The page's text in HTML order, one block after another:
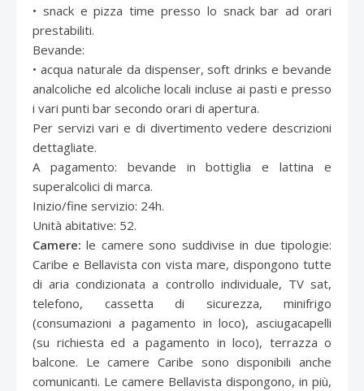
• snack e pizza time presso lo snack bar ad orari
prestabiliti.
Bevande:
• acqua naturale da dispenser, soft drinks e bevande
analcoliche ed alcoliche locali incluse ai pasti e presso
i vari punti bar secondo orari di apertura.
Per servizi vari e di divertimento vedere descrizioni
dettagliate.
A pagamento: bevande in bottiglia e lattina e
superalcolici di marca.
Inizio/fine servizio: 24h.
Unità abitative: 52.
Camere: le camere sono suddivise in due tipologie:
Caribe e Bellavista con vista mare, dispongono tutte
di aria condizionata a controllo individuale, TV sat,
telefono, cassetta di sicurezza, minifrigo
(consumazioni a pagamento in loco), asciugacapelli
(su richiesta ed a pagamento in loco), terrazza o
balcone. Le camere Caribe sono disponibili anche
comunicanti. Le camere Bellavista dispongono, in più,